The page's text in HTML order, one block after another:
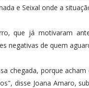
e Seixal onde a
que já motivaram
negativas de quem
chegada, porque
disse Joana Amaro,